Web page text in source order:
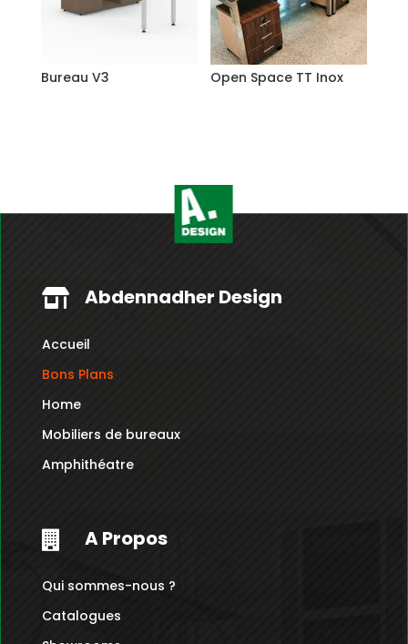
Bureau V3 Open Space TT Inox
 Abdennadher Design
Accueil
Bons Plans
Home
Mobiliers de bureaux
Amphithéatre
 A Propos
Qui sommes-nous ?
Catalogues